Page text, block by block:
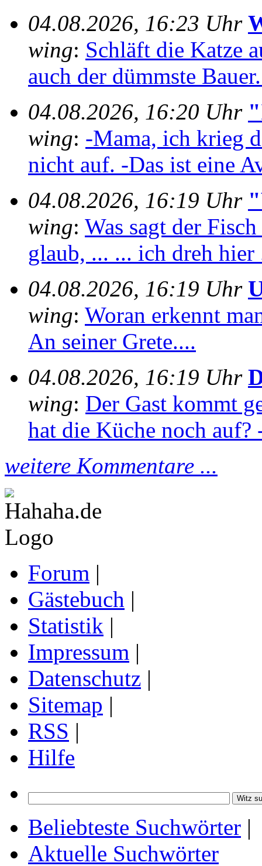
04.08.2026, 16:23 Uhr
wing: Schläft die Katze
auch der dümmste
04.08.2026, 16:20 Uhr
wing: -Mama, ich krieg
nicht auf. -Das ist eine
04.08.2026, 16:19 Uhr
wing: Was sagt der
glaub, ... ... ich dreh hier
04.08.2026, 16:19 Uhr
wing: Woran erkennt
An seiner Grete....
04.08.2026, 16:19 Uhr
wing: Der Gast kommt
hat die Küche noch auf?
weitere Kommentare ...
Forum |
Gästebuch |
Statistik |
Impressum |
Datenschutz |
Sitemap |
RSS |
Hilfe
Beliebteste Suchwörter |
Aktuelle Suchwörter